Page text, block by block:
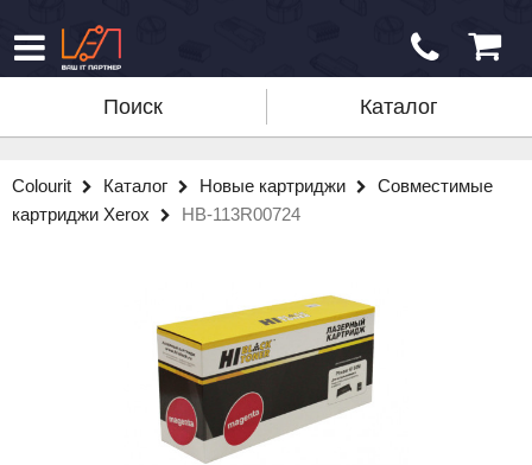
Поиск Каталог
Colourit Каталог Новые картриджи
Совместимые
картриджи Xerox
HB-113R00724